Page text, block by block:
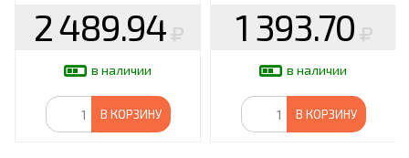
2 489.94
в наличии
В КОРЗИНУ
1 393.70
в наличии
В КОРЗИНУ